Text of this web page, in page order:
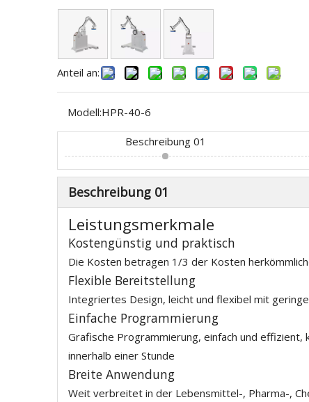
Anteil an:
Modell:HPR-40-6
Beschreibung 01
Beschreibung 01
Leistungsmerkmale
Kostengünstig und praktisch
Die Kosten betragen 1/3 der Kosten
Flexible Bereitstellung
Integriertes Design, leicht und flexibel mit
Einfache Programmierung
Grafische Programmierung, einfach und
innerhalb einer Stunde
Breite Anwendung
Weit verbreitet in der Lebensmittel-, Pharma-,